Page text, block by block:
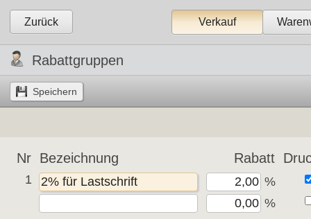
Zurück Verkauf
Rabattgruppen
Nr Bezeichnung Rabatt
1
%
%